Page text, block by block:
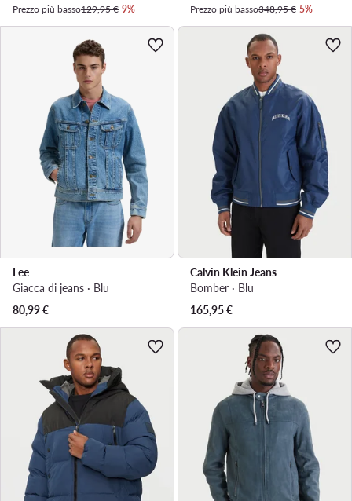
Prezzo più basso129,95 €-9%
Prezzo più basso348,95 €-5%
Lee
Giacca di jeans · Blu
80,99€
Calvin Klein Jeans
Bomber · Blu
165,95€